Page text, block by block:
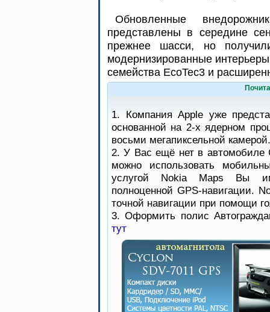
Обновленные
представлены в середине
прежнее шасси, но
модернизированные
семейства EcoTec3 и
1. Компания Apple уже
основанной на 2-х ядерном
восьми мегапиксельной камерой.
2. У Вас ещё нет в автомобиле
можно использовать
услугой Nokia Maps Вы
полноценной GPS-навигации.
точной навигации при помощи
3. Оформить полис
тут